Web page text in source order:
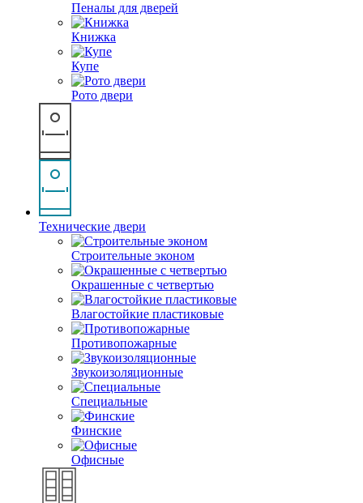
Пеналы для дверей
Книжка
Купе
Рото двери
Технические двери
Строительные эконом
Окрашенные с четвертью
Влагостойкие пластиковые
Противопожарные
Звукоизоляционные
Специальные
Финские
Офисные